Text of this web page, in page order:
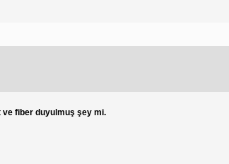
ve fiber duyulmuş şey mi.